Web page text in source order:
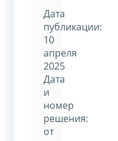
Дата
публикации:
10
апреля
2025
Дата
и
номер
решения:
от